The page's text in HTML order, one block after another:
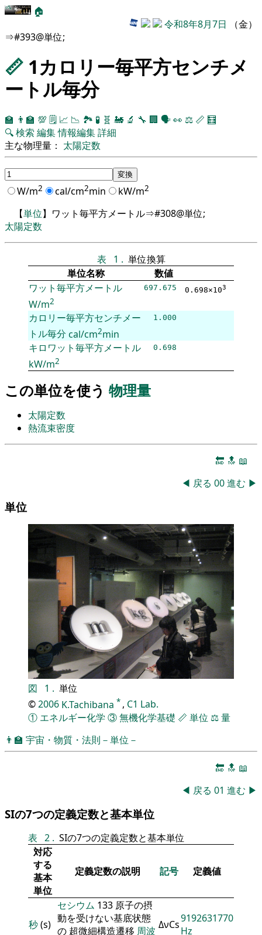
🏠
令和8年8月7日 （金）
⇒#393@単位;
📏 1カロリー毎平方センチメ
ートル毎分
🏫 👨‍🏫 💯 🗒️ 📈 📉 🏞 🧪 🧬 🚂 🔬 🔧 🏢 🗣️👀 ⚖️ 📏 🧮
🔍検索 編集情報編集詳細
主な物理量： 太陽定数
W/m2 cal/cm2min kW/m2
【単位】ワット毎平方メートル⇒#308@単位;
太陽定数
表 1 . 単位換算
単位名称
数値
ワット毎平方メートル
W/m2
697.675 0.698×103
カロリー毎平方センチメー
トル毎分 cal/cm2min
1.000
キロワット毎平方メートル
kW/m2
0.698
この単位を使う 物理量
太陽定数
熱流束密度
🔚 🔝 📖
◀ 戻る 00進む ▶
単位
図 1 . 単位
©2006 K.Tachibana * , C1 Lab.
① エネルギー化学 ③無機化学基礎 📏 単位 ⚖️量
👨‍🏫 宇宙・物質・法則－単位－
🔚 🔝 📖
◀ 戻る 01 進む ▶
SIの7つの定義定数と基本単位
表 2 . SIの7つの定義定数と基本単位
対応
する
基本
単位
定義定数の説明 記号 定義値
秒(s)
セシウム 133 原子の摂
動を受けない基底状態
の 超微細構造遷移 周波 ΔνCs9192631770
Hz